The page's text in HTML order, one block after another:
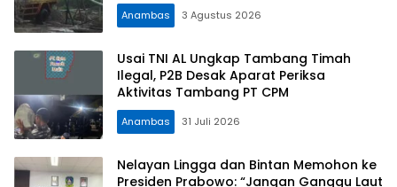
Anambas 3 Agustus 2026
Usai TNI AL Ungkap Tambang Timah
Ilegal, P2B Desak Aparat Periksa
Aktivitas Tambang PT CPM
Anambas 31 Juli 2026
Nelayan Lingga dan Bintan Memohon ke
Presiden Prabowo: “Jangan Ganggu Laut